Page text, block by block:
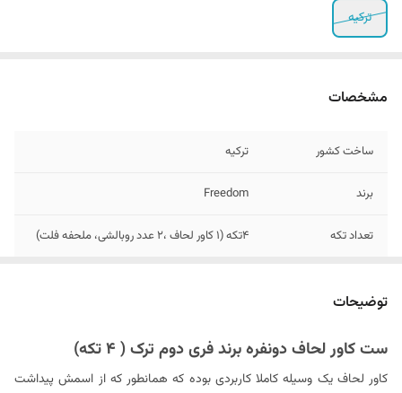
ترکیه
مشخصات
ساخت کشور ترکیه
برند Freedom
تعداد تکه 4تکه (1 کاور لحاف ،2 عدد روبالشی، ملحفه فلت)
ابعاد ملحفه 240x260 سانتی متر
توضیحات
ست کاور لحاف دونفره برند فری دوم ترک ( 4 تکه)
کاور لحاف یک وسیله کاملا کاربردی بوده که همانطور که از اسمش پیداشت